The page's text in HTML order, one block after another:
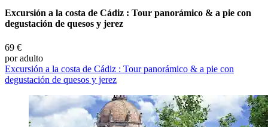
Excursión a la costa de Cádiz : Tour panorámico & a pie con
degustación de quesos y jerez
69 €
por adulto
Excursión a la costa de Cádiz : Tour panorámico & a pie con
degustación de quesos y jerez